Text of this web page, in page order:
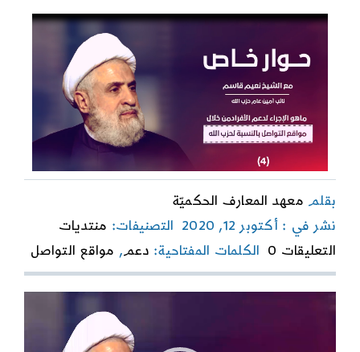
بقلم معهد المعارف الحكميّة
نشر في : أكتوبر 12, 2020
التصنيفات: منتديات
التعليقات 0
onالكلمات المفتاحية: دعم, مواقع التواصل